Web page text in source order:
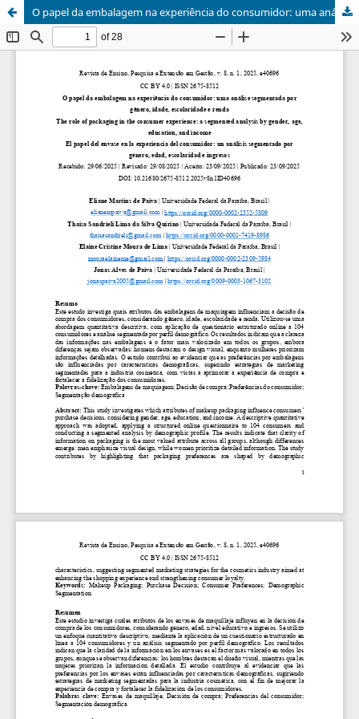
O papel da embalagem na experiência do consumidor: uma análise segmentada por gênero, idade, escolaridade e renda